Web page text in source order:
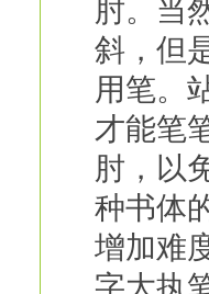
肘。当
斜，但
用笔。
才能笔
肘，以
种书体
增加难
字大执